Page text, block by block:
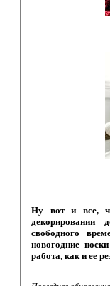
Ну вот и все,
свободного
новогодние
работа, как и ее